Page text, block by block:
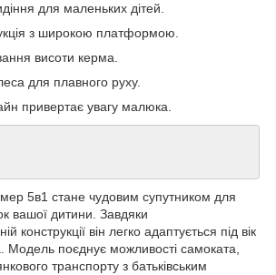
для маленьких дітей.
з широкою платформою.
висоти керма.
для плавного руху.
привертає увагу малюка.
5в1 стане чудовим супутником для
вашої дитини. Завдяки
конструкції він легко адаптується під вік
поєднує можливості самоката,
транспорту з батьківським